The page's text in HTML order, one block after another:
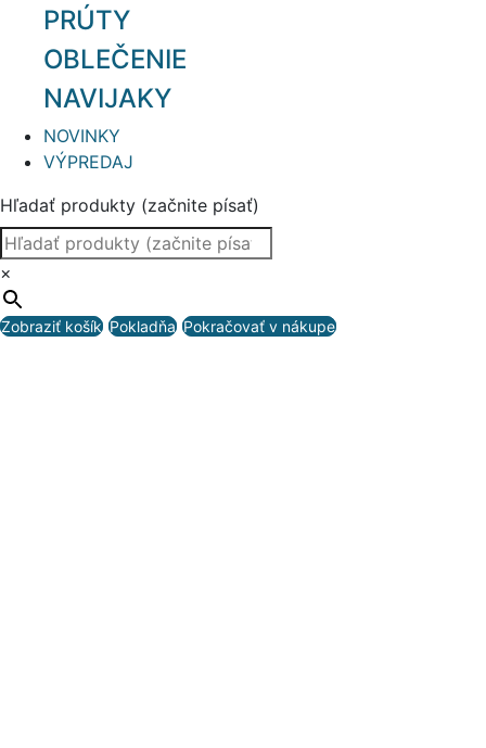
PRÚTY
OBLEČENIE
NAVIJAKY
NOVINKY
VÝPREDAJ
Hľadať produkty (začnite písať)
×
Zobraziť košík Pokladňa Pokračovať v nákupe